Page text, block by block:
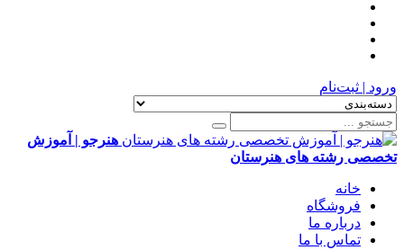
ورود | ثبت‌نام
هنرجو | آموزش
تخصصی رشته های هنرستان
خانه
فروشگاه
درباره ما
تماس با ما